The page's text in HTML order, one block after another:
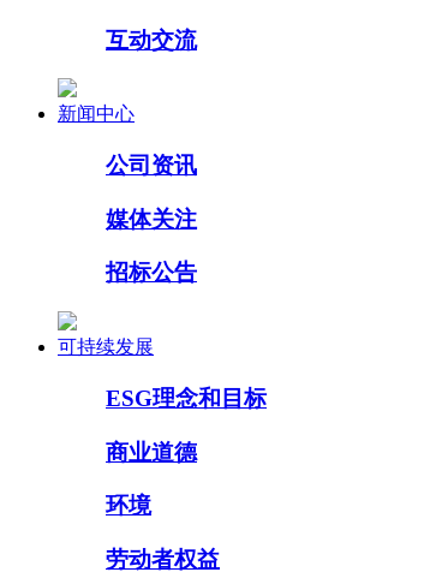
互动交流
新闻中心
公司资讯
媒体关注
招标公告
可持续发展
ESG理念和目标
商业道德
环境
劳动者权益